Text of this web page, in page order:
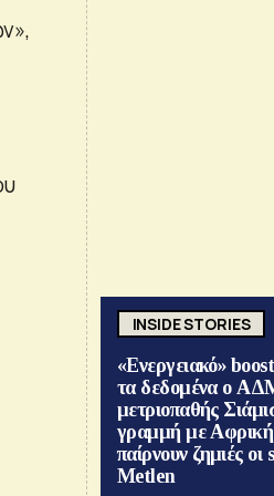
INSIDE STORIES
«Ενεργειακό»
τα δεδομένα ο
μετριοπαθής
γραμμή με
παίρνουν ζημιές
Metlen